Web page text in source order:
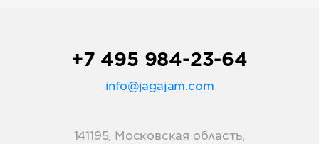
+7 495 984-23-64
info@jagajam.com
141195, Московская область,